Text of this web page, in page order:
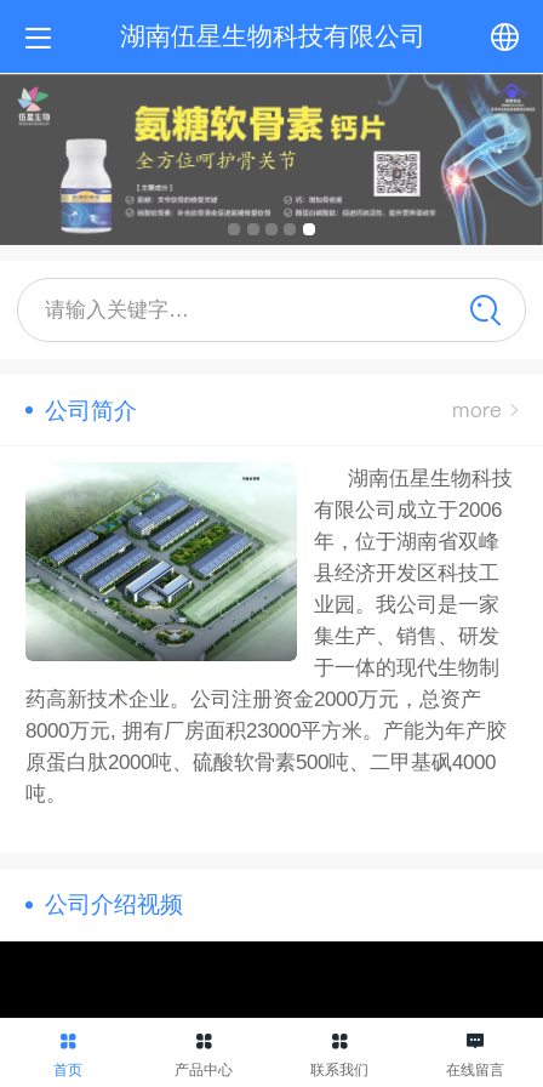
湖南伍星生物科技有限公司
中文
English
请输入关键字…
公司简介
湖南伍星生物科技
有限公司成立于2006
年，位于湖南省双峰
县经济开发区科技工
业园。我公司是一家
集生产、销售、研发
于一体的现代生物制
药高新技术企业。公司注册资金2000万元，总资产
8000万元, 拥有厂房面积23000平方米。产能为年产胶
原蛋白肽2000吨、硫酸软骨素500吨、二甲基砜4000
吨。
公司介绍视频
首页 产品中心 联系我们 在线留言